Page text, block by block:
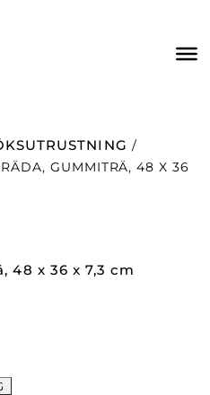
/
GUMMITRÄ, 48 X 36